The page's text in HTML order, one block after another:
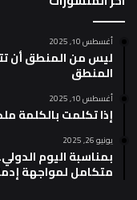
أغسطس 10, 2025
ليس من المنطق أن
المنطق
أغسطس 10, 2025
إذا تكلمت بالكلمة
يونيو 26, 2025
بمناسبة اليوم
متكامل لمواجهة